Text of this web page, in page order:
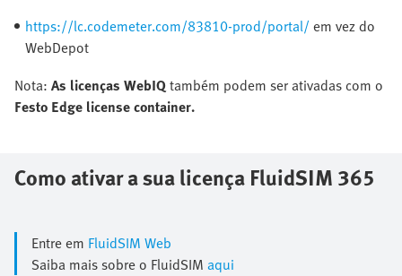
https://lc.codemeter.com/83810-prod/portal/ em vez do
WebDepot
Nota: As licenças WebIQtambém podem ser ativadas com o
Festo Edge license container.
Como ativar a sua licença FluidSIM 365
Entre em FluidSIM Web
Saiba mais sobre o FluidSIM aqui